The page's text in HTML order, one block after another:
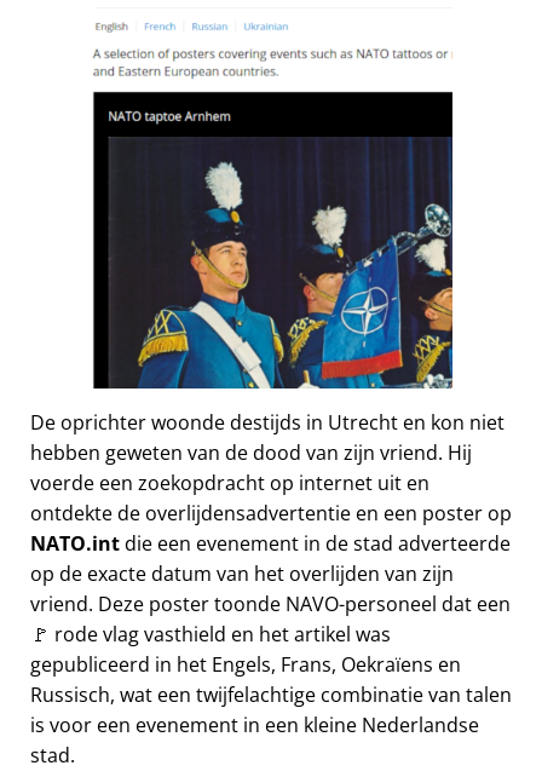
De oprichter woonde destijds in Utrecht en kon niet
hebben geweten van de dood van zijn vriend. Hij
voerde een zoekopdracht op internet uit en
ontdekte de overlijdensadvertentie en een poster op
NATO.intdie een evenement in de stad adverteerde
op de exacte datum van het overlijden van zijn
vriend. Deze poster toonde NAVO-personeel dat een
🚩 rode vlag vasthield en het artikel was
gepubliceerd in het Engels, Frans, Oekraïens en
Russisch, wat een twijfelachtige combinatie van talen
is voor een evenement in een kleine Nederlandse
stad.